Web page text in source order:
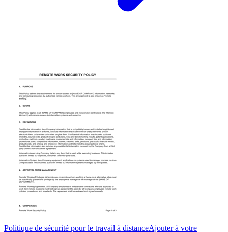
Politique de sécurité pour le travail à distanceAjouter à votre